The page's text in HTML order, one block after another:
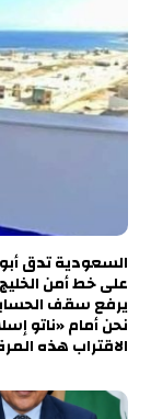
السعودية تدق
على خط أمن
يرفع سقف
نحن أمام «ناتو
الاقتراب هذه